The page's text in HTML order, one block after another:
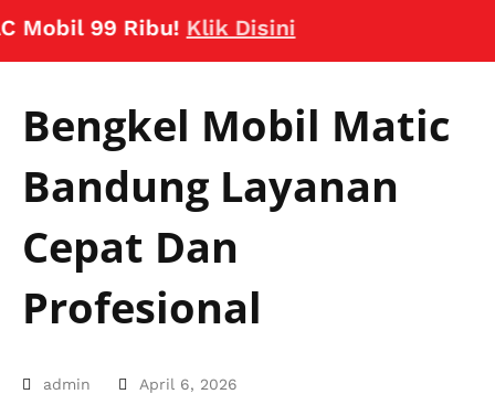
99 Ribu!Klik Disini
Bengkel Mobil Matic
Bandung Layanan
Cepat Dan
Profesional
admin
April 6, 2026